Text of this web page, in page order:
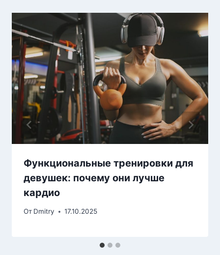
Функциональные тренировки для
девушек: почему они лучше
кардио
От Dmitry 17.10.2025